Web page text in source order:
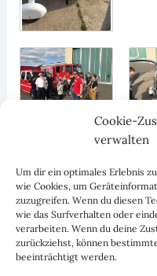
Cookie-
verwalten
Um dir ein optimales Erlebnis
wie Cookies, um
zuzugreifen. Wenn du diesen
wie das Surfverhalten oder
verarbeiten. Wenn du deine
zurückziehst, können
beeinträchtigt werden.
ZURÜCK